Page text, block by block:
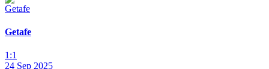
Getafe
1:1
24 Sep 2025